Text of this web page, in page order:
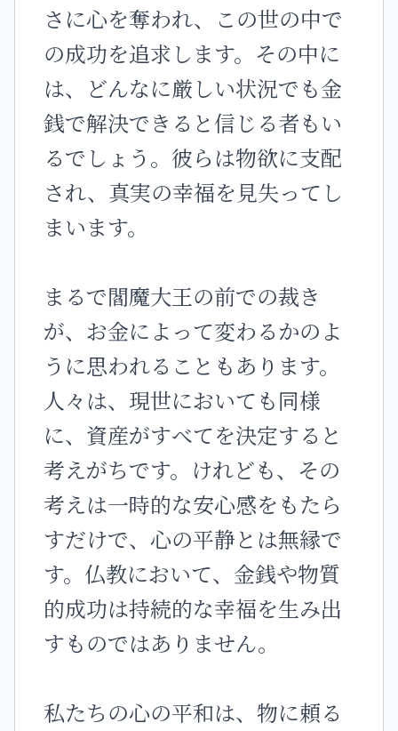
さに心を奪われ、この世の中で
の成功を追求します。その中に
は、どんなに厳しい状況でも金
銭で解決できると信じる者もい
るでしょう。彼らは物欲に支配
され、真実の幸福を見失ってし
まいます。
まるで閻魔大王の前での裁き
が、お金によって変わるかのよ
うに思われることもあります。
人々は、現世においても同様
に、資産がすべてを決定すると
考えがちです。けれども、その
考えは一時的な安心感をもたら
すだけで、心の平静とは無縁で
す。仏教において、金銭や物質
的成功は持続的な幸福を生み出
すものではありません。
私たちの心の平和は、物に頼る